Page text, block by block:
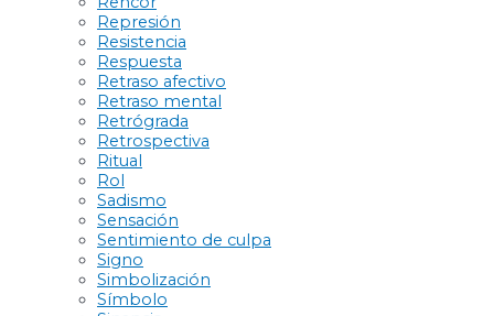
Represión
Resistencia
Respuesta
Retraso afectivo
Retraso mental
Retrógrada
Retrospectiva
Ritual
Rol
Sadismo
Sensación
Sentimiento de culpa
Signo
Simbolización
Símbolo